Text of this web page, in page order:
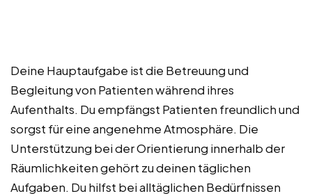
Deine Hauptaufgabe ist die Betreuung und
Begleitung von Patienten während ihres
Aufenthalts. Du empfängst Patienten freundlich und
sorgst für eine angenehme Atmosphäre. Die
Unterstützung bei der Orientierung innerhalb der
Räumlichkeiten gehört zu deinen täglichen
Aufgaben. Du hilfst bei alltäglichen Bedürfnissen